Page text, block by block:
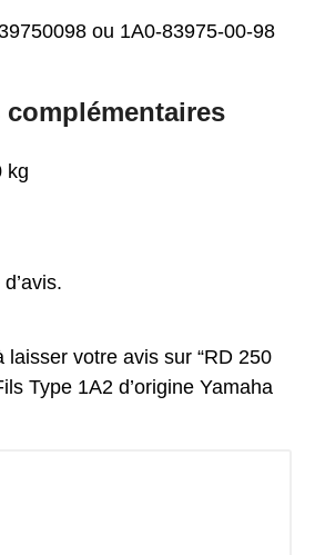
ou 1A0-83975-00-98
kg
laisser votre avis sur “RD 250
Type 1A2 d’origine Yamaha